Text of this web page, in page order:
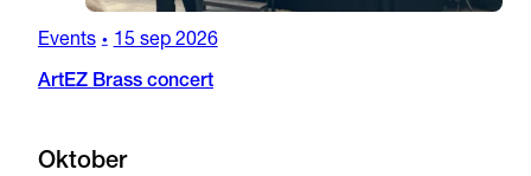
Events • 15 sep 2026
ArtEZ Brass concert
Oktober